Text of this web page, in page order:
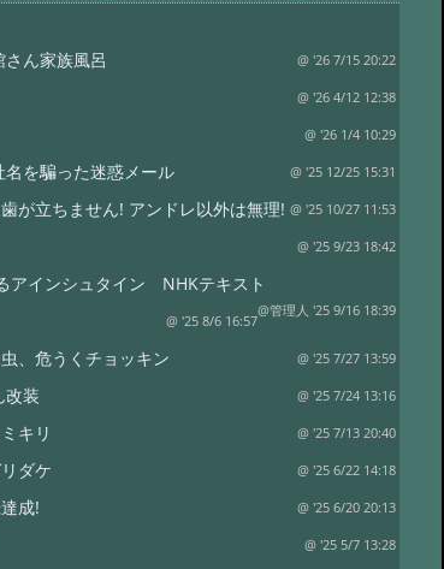
ん家族風呂 @ '26 7/15 20:22
@ '26 4/12 12:38
@ '26 1/4 10:29
を騙った迷惑メール @ '25 12/25 15:31
が立ちません! アンドレ以外は無理! @ '25 10/27 11:53
@ '25 9/23 18:42
アインシュタイン NHKテキスト
@管理人 '25 9/16 18:39
@ '25 8/6 16:57
、危うくチョッキン @ '25 7/27 13:59
改装 @ '25 7/24 13:16
キリ @ '25 7/13 20:40
ダケ @ '25 6/22 14:18
成! @ '25 6/20 20:13
@ '25 5/7 13:28